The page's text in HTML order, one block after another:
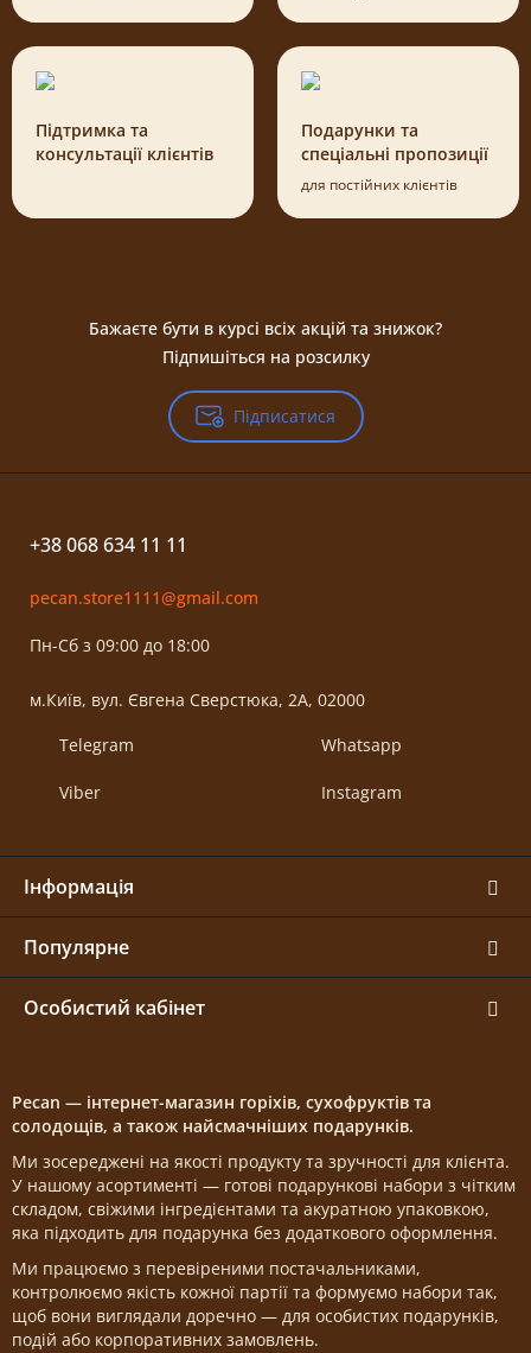
Підтримка та
консультації клієнтів
Подарунки та
спеціальні пропозиції
для постійних клієнтів
Бажаєте бути в курсі всіх акцій та знижок?
Підпишіться на розсилку
Підписатися
+38 068 634 11 11
pecan.store1111@gmail.com
Пн-Сб з 09:00 до 18:00
м.Київ, вул. Євгена Сверстюка, 2А, 02000
Telegram
Viber
Whatsapp
Instagram
Інформація
Популярне
Особистий кабінет
Pecan — інтернет-магазин горіхів, сухофруктів та
солодощів, а також найсмачніших подарунків.
Ми зосереджені на якості продукту та зручності для клієнта.
У нашому асортименті — готові подарункові набори з чітким
складом, свіжими інгредієнтами та акуратною упаковкою,
яка підходить для подарунка без додаткового оформлення.
Ми працюємо з перевіреними постачальниками,
контролюємо якість кожної партії та формуємо набори так,
щоб вони виглядали доречно — для особистих подарунків,
подій або корпоративних замовлень.